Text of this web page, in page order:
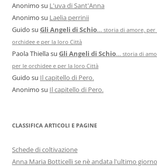
Anonimo su L'uva di Sant'Anna
Anonimo su Laelia perrinii
Guido su Gli Angeli di Schio… storia di amore,
orchidee e per la loro Città
Paola Thiellasu Gli Angeli di Schio… storia di
per le orchidee e per la loro Città
Guido su Il capitello di Pero.
Anonimo su Il capitello di Pero.
CLASSIFICA ARTICOLI E PAGINE
Schede di coltivazione
Anna Maria Botticelli se nè andata l'ultimo